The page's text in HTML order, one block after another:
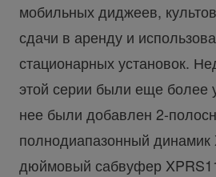
мобильных диджеев,
сдачи в аренду и
стационарных установок.
этой серии были еще более
нее были добавлен 2-
полнодиапазонный динамик
дюймовый сабвуфер